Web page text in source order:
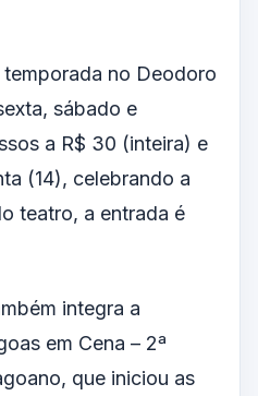
no Deodoro
sábado e
a R$ 30 (inteira) e
(14), celebrando a
teatro, a entrada é
integra a
em Cena – 2ª
que iniciou as